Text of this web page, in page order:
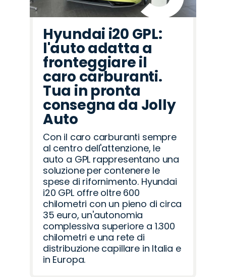
Hyundai i20 GPL:
l'auto adatta a
fronteggiare il
caro carburanti.
Tua in pronta
consegna da Jolly
Auto
Con il caro carburanti sempre
al centro dell'attenzione, le
auto a GPL rappresentano una
soluzione per contenere le
spese di rifornimento. Hyundai
i20 GPL offre oltre 600
chilometri con un pieno di circa
35 euro, un'autonomia
complessiva superiore a 1.300
chilometri e una rete di
distribuzione capillare in Italia e
in Europa.